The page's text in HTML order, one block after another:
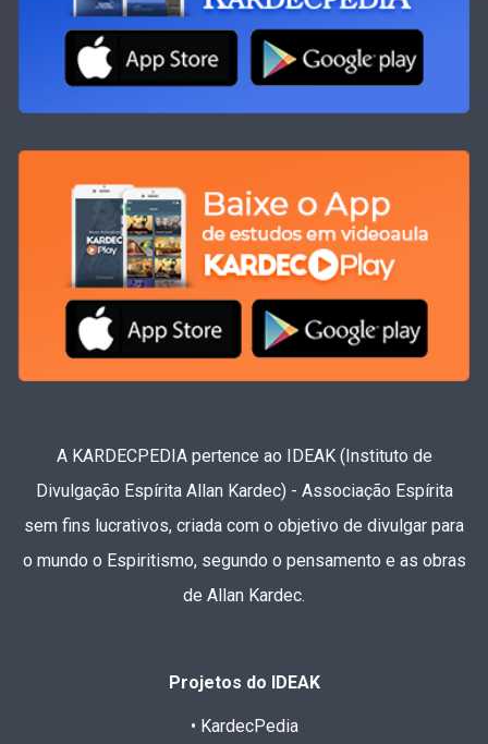
A KARDECPEDIA pertence ao IDEAK (Instituto de
Divulgação Espírita Allan Kardec) - Associação Espírita
sem fins lucrativos, criada com o objetivo de divulgar para
o mundo o Espiritismo, segundo o pensamento e as obras
de Allan Kardec.
Projetos do IDEAK
• KardecPedia